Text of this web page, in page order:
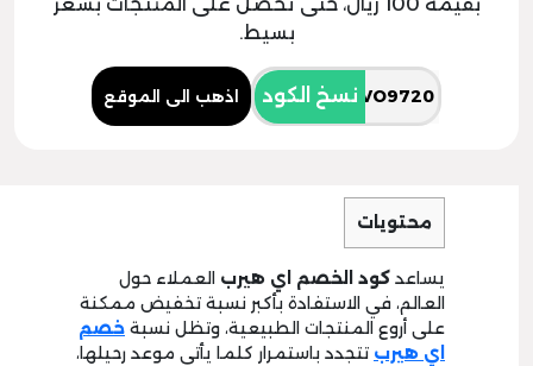
بسيط.
نسخ الكود اذهب الى الموقع
محتويات
يساعد كود الخصم اي هيرب العملاء حول
العالم، في الاستفادة بأكبر نسبة تخفيض ممكنة
على أروع المنتجات الطبيعية، وتظل نسبة خصم
اي هيرب تتجدد باستمرار كلما يأتي موعد رحيلها،